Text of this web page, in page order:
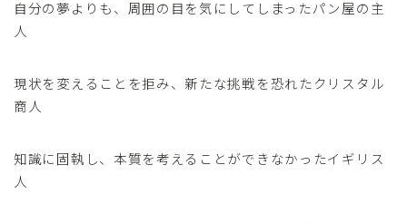
自分の夢よりも、周囲の目を気にしてしまったパン屋の主
人
現状を変えることを拒み、新たな挑戦を恐れたクリスタル
商人
知識に固執し、本質を考えることができなかったイギリス
人